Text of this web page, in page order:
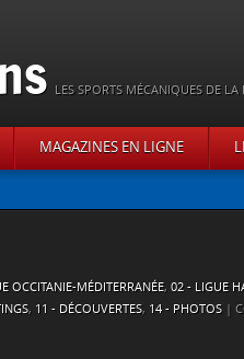
LES SPORTS MÉCANIQUES DE
MAGAZINES EN LIGNE
OCCITANIE-MÉDITERRANÉE, 02 - LIGUE
, 11 - DÉCOUVERTES, 14 - PHOTOS |